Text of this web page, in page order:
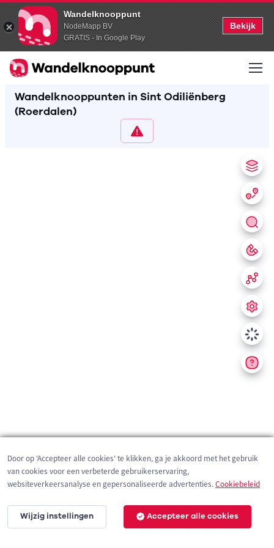
Wandelknooppunt
NodeMapp BV
GRATIS - In Google Play
Bekijk
Wandelknooppunten in Sint Odiliënberg
(Roerdalen)
200 m
Door op 'Accepteer alle cookies' te klikken, ga je akkoord met het gebruik
van cookies voor een verbeterde gebruikerservaring,
websiteverkeersanalyse en gepersonaliseerde advertenties.Cookiebeleid
Wijzig instellingen Accepteer alle cookies